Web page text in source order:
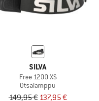
SILVA
Free 1200 XS
Otsalamppu
149,95 € 137,95 €